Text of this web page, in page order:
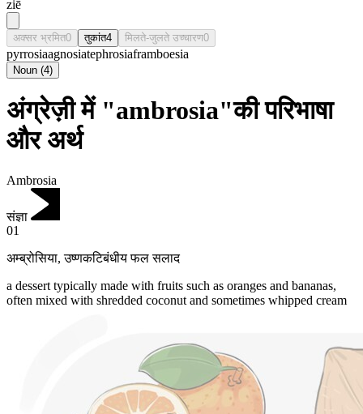
ziē
अक्सर भ्रमित0 तुकांत4 मिलते-जुलते उच्चारण0
pyrrosiaagnosiatephrosiaframboesia
Noun (4)
अंग्रेज़ी में "ambrosia"की परिभाषा
और अर्थ
Ambrosia
संज्ञा
01
अम्ब्रोसिया,उष्णकटिबंधीय फल सलाद
a dessert typically made with fruits such as oranges and bananas,
often mixed with shredded coconut and sometimes whipped cream